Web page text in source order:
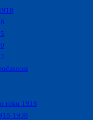
roku 1918
1938